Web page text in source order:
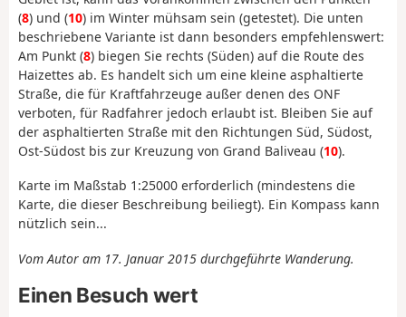
(8) und (10) im Winter mühsam sein (getestet). Die unten
beschriebene Variante ist dann besonders empfehlenswert:
Am Punkt (8) biegen Sie rechts (Süden) auf die Route des
Haizettes ab. Es handelt sich um eine kleine asphaltierte
Straße, die für Kraftfahrzeuge außer denen des ONF
verboten, für Radfahrer jedoch erlaubt ist. Bleiben Sie auf
der asphaltierten Straße mit den Richtungen Süd, Südost,
Ost-Südost bis zur Kreuzung von Grand Baliveau (10).
Karte im Maßstab 1:25000 erforderlich (mindestens die
Karte, die dieser Beschreibung beiliegt). Ein Kompass kann
nützlich sein...
Vom Autor am 17. Januar 2015 durchgeführte Wanderung.
Einen Besuch wert